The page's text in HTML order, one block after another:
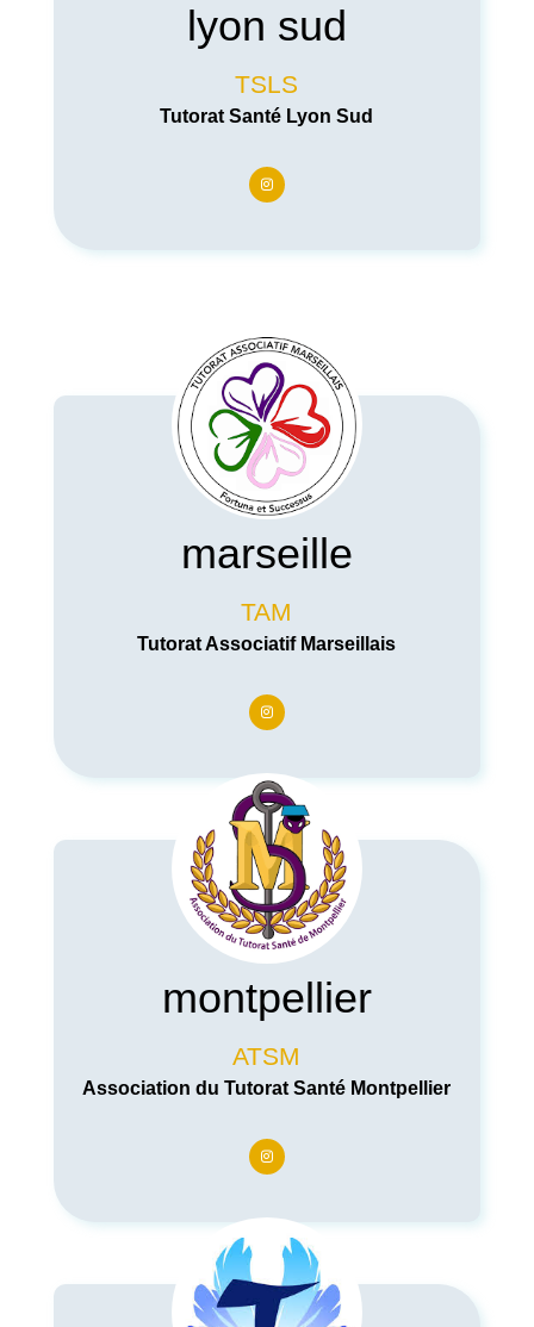
lyon sud
TSLS
Tutorat Santé Lyon Sud
marseille
TAM
Tutorat Associatif Marseillais
montpellier
ATSM
Association du Tutorat Santé Montpellier